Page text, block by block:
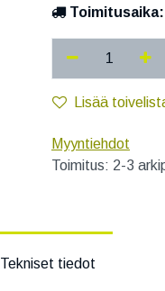
Toimitusaika:
Lisää
Myyntiehdot
Toimitus: 2-3
Tekniset tiedot